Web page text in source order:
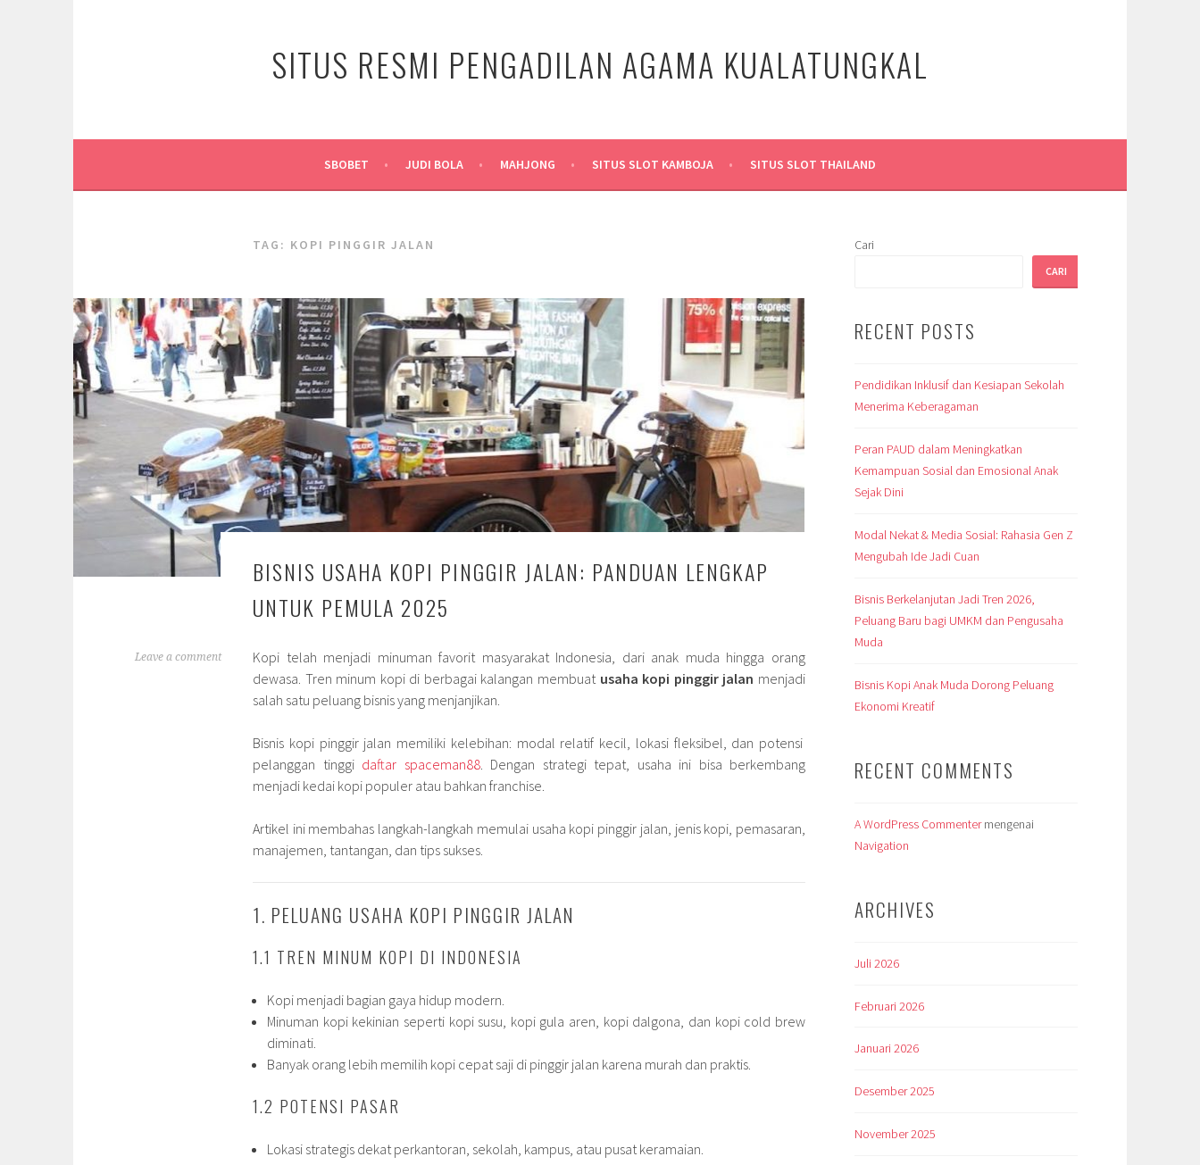
SITUS RESMI PENGADILAN AGAMA KUALATUNGKAL
SBOBET JUDI BOLA MAHJONG SITUS SLOT KAMBOJA SITUS SLOT THAILAND
TAG: KOPI PINGGIR JALAN
BISNIS USAHA KOPI PINGGIR JALAN: PANDUAN LENGKAP
UNTUK PEMULA 2025
Leave a comment
Kopi telah menjadi minuman favorit masyarakat Indonesia, dari anak muda hingga orang
dewasa. Tren minum kopi di berbagai kalangan membuat usaha kopi pinggir jalan menjadi
salah satu peluang bisnis yang menjanjikan.
Bisnis kopi pinggir jalan memiliki kelebihan: modal relatif kecil, lokasi fleksibel, dan potensi
pelanggan tinggi daftar spaceman88. Dengan strategi tepat, usaha ini bisa berkembang
menjadi kedai kopi populer atau bahkan franchise.
Artikel ini membahas langkah-langkah memulai usaha kopi pinggir jalan, jenis kopi, pemasaran,
manajemen, tantangan, dan tips sukses.
1. PELUANG USAHA KOPI PINGGIR JALAN
1.1 TREN MINUM KOPI DI INDONESIA
Kopi menjadi bagian gaya hidup modern.
Minuman kopi kekinian seperti kopi susu, kopi gula aren, kopi dalgona, dan kopi cold brew
diminati.
Banyak orang lebih memilih kopi cepat saji di pinggir jalan karena murah dan praktis.
1.2 POTENSI PASAR
Lokasi strategis dekat perkantoran, sekolah, kampus, atau pusat keramaian.
Cari
CARI
RECENT POSTS
Pendidikan Inklusif dan Kesiapan Sekolah
Menerima Keberagaman
Peran PAUD dalam Meningkatkan
Kemampuan Sosial dan Emosional Anak
Sejak Dini
Modal Nekat & Media Sosial: Rahasia Gen Z
Mengubah Ide Jadi Cuan
Bisnis Berkelanjutan Jadi Tren 2026,
Peluang Baru bagi UMKM dan Pengusaha
Muda
Bisnis Kopi Anak Muda Dorong Peluang
Ekonomi Kreatif
RECENT COMMENTS
A WordPress Commentermengenai
Navigation
ARCHIVES
Juli 2026
Februari 2026
Januari 2026
Desember 2025
November 2025